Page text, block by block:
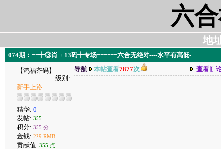
六
地
074期：==╋③肖 + 13码╋专场======六合无绝对----水平有高低-
【鸿福齐码】
级别:
新手上路
精华: 0
发帖: 355
积分: 355 分
金钱: 229 RMB
贡献值: 355 点
导航 本帖查看7877次 查看〖